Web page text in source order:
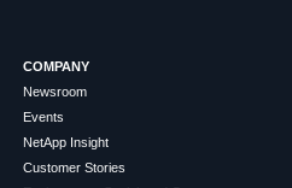
COMPANY
Newsroom
Events
NetApp Insight
Customer Stories